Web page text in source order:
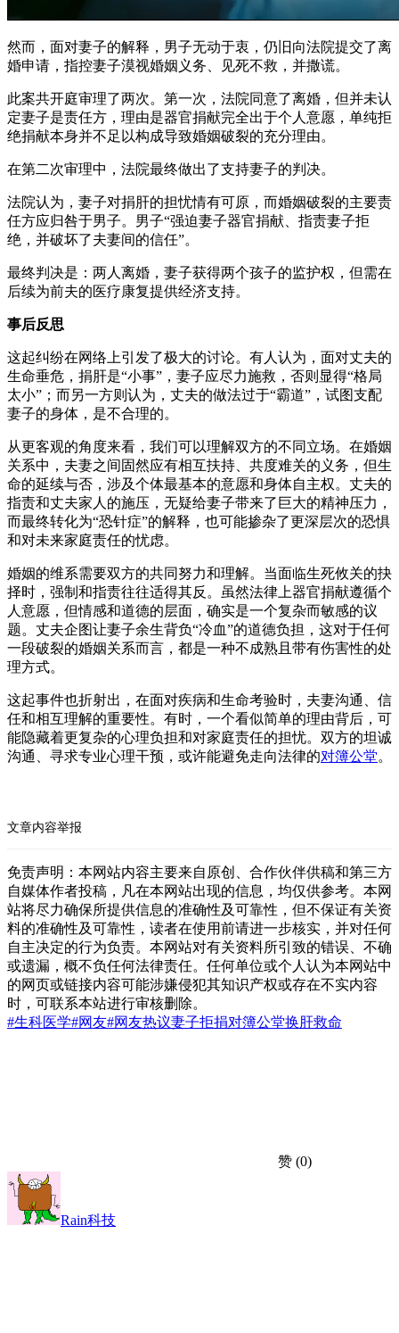
然而，面对妻子的解释，男子无动于衷，仍旧向法院提交了离
婚申请，指控妻子漠视婚姻义务、见死不救，并撒谎。
此案共开庭审理了两次。第一次，法院同意了离婚，但并未认
定妻子是责任方，理由是器官捐献完全出于个人意愿，单纯拒
绝捐献本身并不足以构成导致婚姻破裂的充分理由。
在第二次审理中，法院最终做出了支持妻子的判决。
法院认为，妻子对捐肝的担忧情有可原，而婚姻破裂的主要责
任方应归咎于男子。男子“强迫妻子器官捐献、指责妻子拒
绝，并破坏了夫妻间的信任”。
最终判决是：两人离婚，妻子获得两个孩子的监护权，但需在
后续为前夫的医疗康复提供经济支持。
事后反思
这起纠纷在网络上引发了极大的讨论。有人认为，面对丈夫的
生命垂危，捐肝是“小事”，妻子应尽力施救，否则显得“格局
太小”；而另一方则认为，丈夫的做法过于“霸道”，试图支配
妻子的身体，是不合理的。
从更客观的角度来看，我们可以理解双方的不同立场。在婚姻
关系中，夫妻之间固然应有相互扶持、共度难关的义务，但生
命的延续与否，涉及个体最基本的意愿和身体自主权。丈夫的
指责和丈夫家人的施压，无疑给妻子带来了巨大的精神压力，
而最终转化为“恐针症”的解释，也可能掺杂了更深层次的恐惧
和对未来家庭责任的忧虑。
婚姻的维系需要双方的共同努力和理解。当面临生死攸关的抉
择时，强制和指责往往适得其反。虽然法律上器官捐献遵循个
人意愿，但情感和道德的层面，确实是一个复杂而敏感的议
题。丈夫企图让妻子余生背负“冷血”的道德负担，这对于任何
一段破裂的婚姻关系而言，都是一种不成熟且带有伤害性的处
理方式。
这起事件也折射出，在面对疾病和生命考验时，夫妻沟通、信
任和相互理解的重要性。有时，一个看似简单的理由背后，可
能隐藏着更复杂的心理负担和对家庭责任的担忧。双方的坦诚
沟通、寻求专业心理干预，或许能避免走向法律的对簿公堂。
文章内容举报
免责声明：本网站内容主要来自原创、合作伙伴供稿和第三方
自媒体作者投稿，凡在本网站出现的信息，均仅供参考。本网
站将尽力确保所提供信息的准确性及可靠性，但不保证有关资
料的准确性及可靠性，读者在使用前请进一步核实，并对任何
自主决定的行为负责。本网站对有关资料所引致的错误、不确
或遗漏，概不负任何法律责任。任何单位或个人认为本网站中
的网页或链接内容可能涉嫌侵犯其知识产权或存在不实内容
时，可联系本站进行审核删除。
#生科医学#网友#网友热议妻子拒捐对簿公堂换肝救命
赞 (0)
Rain科技